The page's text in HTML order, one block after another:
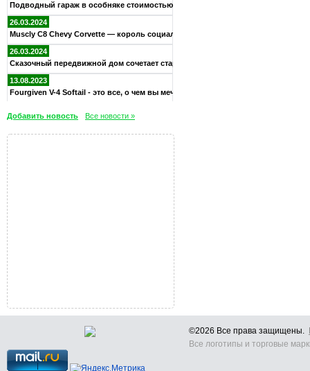
Подводный гараж в особняке стоимостью 70 миллионов долларов
26.03.2024
Muscly C8 Chevy Corvette — король социальных сетей
26.03.2024
Сказочный передвижной дом сочетает старую южную элегантность
13.08.2023
Fourgiven V-4 Softail - это все, о чем вы мечтали в велосипе
Добавить новость Все новости »
©2026 Все права защищены.
Все логотипы и торговые